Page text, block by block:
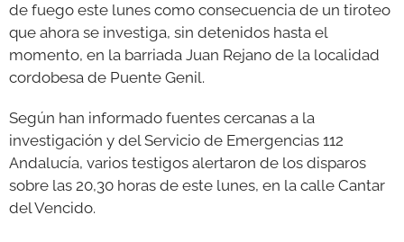
de fuego este lunes como consecuencia de un tiroteo
que ahora se investiga, sin detenidos hasta el
momento, en la barriada Juan Rejano de la localidad
cordobesa de Puente Genil.
Según han informado fuentes cercanas a la
investigación y del Servicio de Emergencias 112
Andalucía, varios testigos alertaron de los disparos
sobre las 20,30 horas de este lunes, en la calle Cantar
del Vencido.